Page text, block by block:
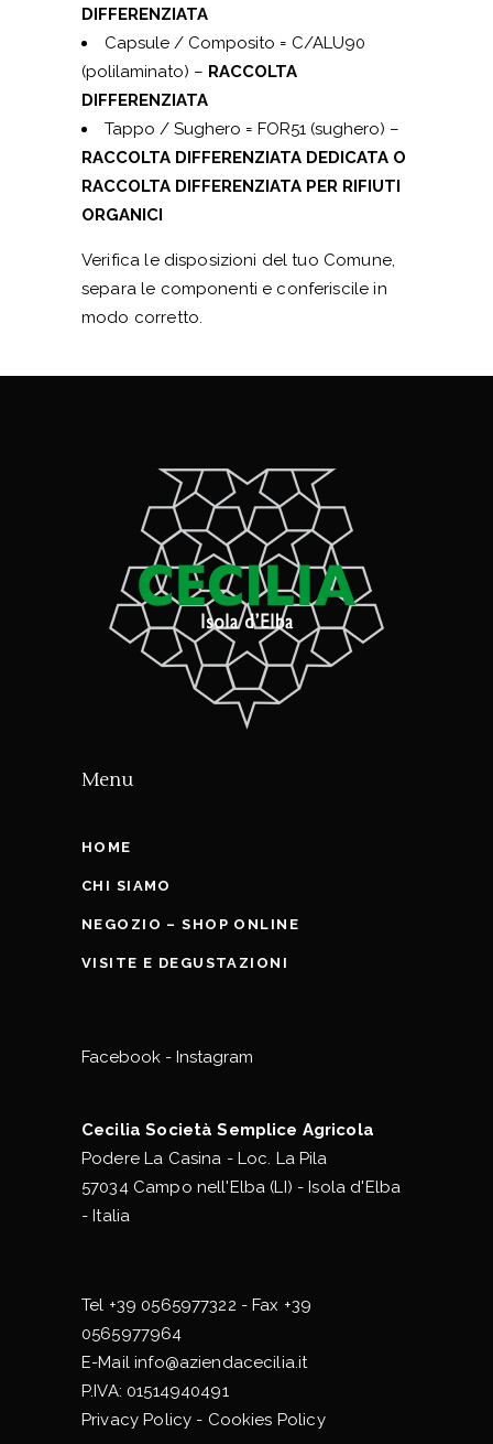
DIFFERENZIATA
Capsule / Composito = C/ALU90
(polilaminato) – RACCOLTA
DIFFERENZIATA
Tappo / Sughero = FOR51 (sughero) –
RACCOLTA DIFFERENZIATA DEDICATA O
RACCOLTA DIFFERENZIATA PER RIFIUTI
ORGANICI
Verifica le disposizioni del tuo Comune,
separa le componenti e conferiscile in
modo corretto.
Menu
HOME
CHI SIAMO
NEGOZIO – SHOP ONLINE
VISITE E DEGUSTAZIONI
Facebook - Instagram
Cecilia Società Semplice Agricola
Podere La Casina - Loc. La Pila
57034 Campo nell'Elba (LI) - Isola d'Elba
- Italia
Tel +39 0565977322 - Fax +39
0565977964
E-Mailinfo@aziendacecilia.it
P.IVA: 01514940491
Privacy Policy - Cookies Policy